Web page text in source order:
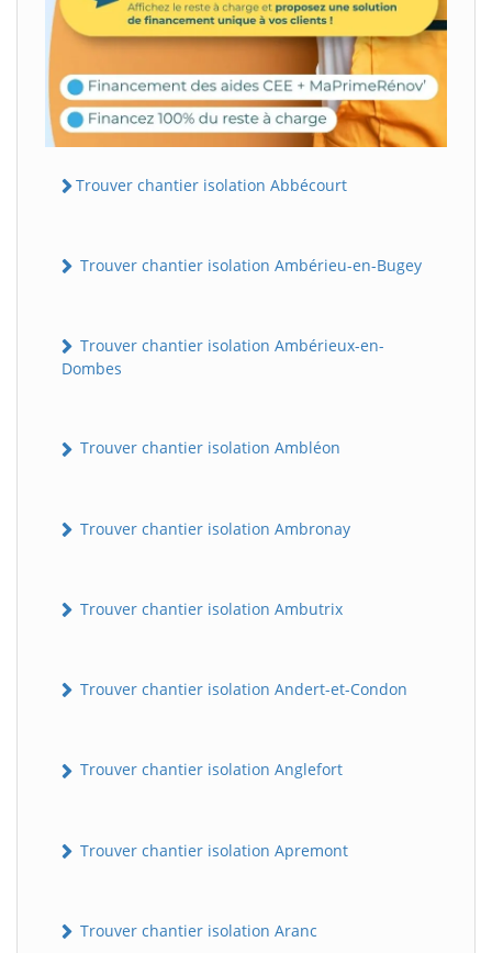
Trouver chantier isolation Abbécourt
Trouver chantier isolation Ambérieu-en-Bugey
Trouver chantier isolation Ambérieux-en-
Dombes
Trouver chantier isolation Ambléon
Trouver chantier isolation Ambronay
Trouver chantier isolation Ambutrix
Trouver chantier isolation Andert-et-Condon
Trouver chantier isolation Anglefort
Trouver chantier isolation Apremont
Trouver chantier isolation Aranc